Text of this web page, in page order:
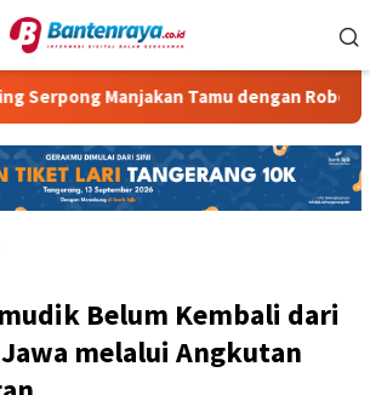
Tamu dengan Robot Waiter
Belum Kembali dari
melalui Angkutan